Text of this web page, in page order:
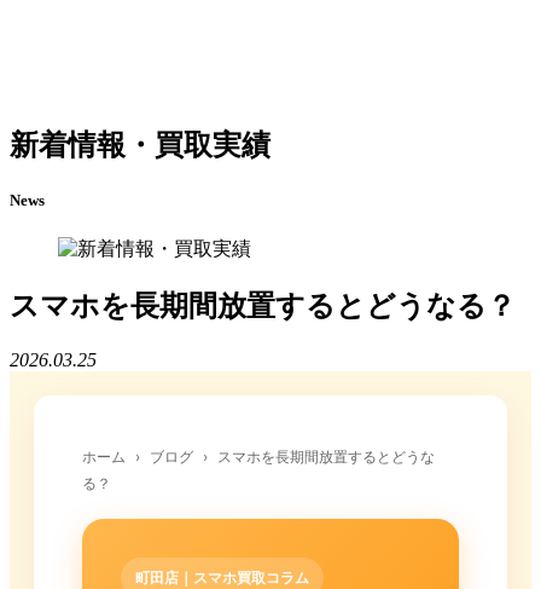
新着情報・買取実績
News
スマホを長期間放置するとどうなる？
2026.03.25
ホーム › ブログ › スマホを長期間放置するとどうな
る？
町田店｜スマホ買取コラム